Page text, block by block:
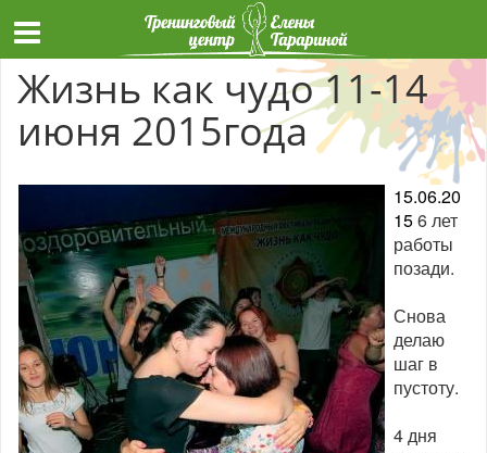
Жизнь как чудо 11-14
июня 2015года
15.06.20
156 лет
работы
позади.
Снова
делаю
шаг в
пустоту.
4 дня